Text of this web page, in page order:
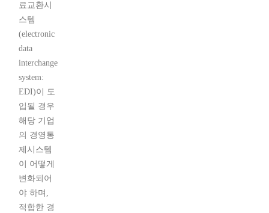
료교환시
스템
(electronic
data
interchange
system:
EDI)이 도
입될 경우
해당 기업
의 경영통
제시스템
이 어떻게
변화되어
야 하며,
적합한 경